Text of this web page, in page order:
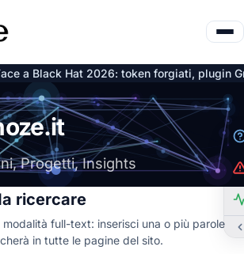
a Black Hat 2026: token forgiati, plugin
Progetti, Insights
ricercare
full-text: inserisci una o più parole
in tutte le pagine del sito.